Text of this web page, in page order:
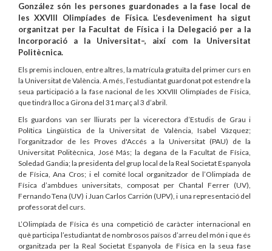
González són les persones guardonades a la fase local de
les XXVIII Olimpíades de Física. L’esdeveniment ha sigut
organitzat per la Facultat de Física i la Delegació per a la
Incorporació a la Universitat–, així com la Universitat
Politècnica.
Els premis inclouen, entre altres, la matrícula gratuïta del primer curs en
la Universitat de València. A més, l’estudiantat guardonat pot estendre la
seua participació a la fase nacional de les XXVIII Olimpíades de Física,
que tindrà lloc a Girona del 31 març al 3 d’abril.
Els guardons van ser lliurats per la vicerectora d’Estudis de Grau i
Política Lingüística de la Universitat de València, Isabel Vázquez;
l’organitzador de les Proves d'Accés a la Universitat (PAU) de la
Universitat Politècnica, José Más; la degana de la Facultat de Física,
Soledad Gandia; la presidenta del grup local de la Real Societat Espanyola
de Física, Ana Cros; i el comité local organitzador de l’Olimpíada de
Física d’ambdues universitats, composat per Chantal Ferrer (UV),
Fernando Tena (UV) i Juan Carlos Carrión (UPV), i una representació del
professorat del curs.
L’Olimpíada de Física és una competició de caràcter internacional en
què participa l’estudiantat de nombrosos països d’arreu del món i que és
organitzada per la Real Societat Espanyola de Física en la seua fase